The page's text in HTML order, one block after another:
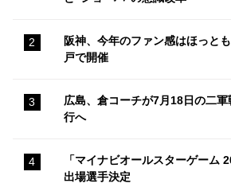
阪神、今年のファン感はほっと
戸で開催
広島、倉コーチが7月18日の二
行へ
「マイナビオールスターゲーム
出場選手決定